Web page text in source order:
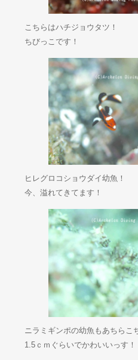
こちらはハチジョウタツ！
ちびっこです！
ヒレグロコショウダイ幼魚！
今、溢れてきてます！
ニラミギンポの幼魚もあちらこ
1.5ｃｍぐらいでかわいいっす！